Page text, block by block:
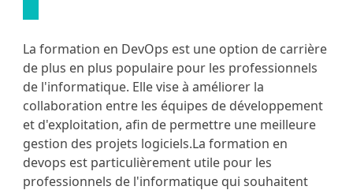
La formation en DevOps est une option de carrière
de plus en plus populaire pour les professionnels
de l'informatique. Elle vise à améliorer la
collaboration entre les équipes de développement
et d'exploitation, afin de permettre une meilleure
gestion des projets logiciels.La formation en
devops est particulièrement utile pour les
professionnels de l'informatique qui souhaitent